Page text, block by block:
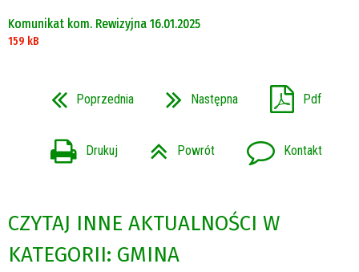
Komunikat kom. Rewizyjna 16.01.2025
159 kB
Poprzednia Następna Pdf
Drukuj Powrót Kontakt
CZYTAJ INNE AKTUALNOŚCI W
KATEGORII: GMINA